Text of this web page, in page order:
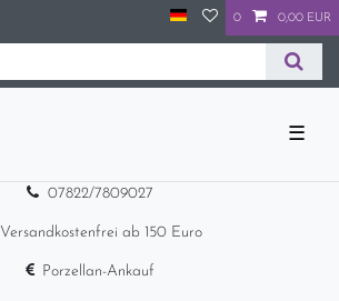
0 0,00 EUR
☰
07822/7809027
Versandkostenfrei ab 150 Euro
Porzellan-Ankauf